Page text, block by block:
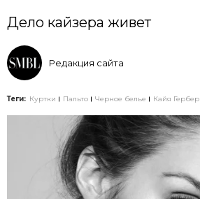
Дело кайзера живет
Редакция сайта
Теги: Куртки Пальто Черное белье Кайя Гербер